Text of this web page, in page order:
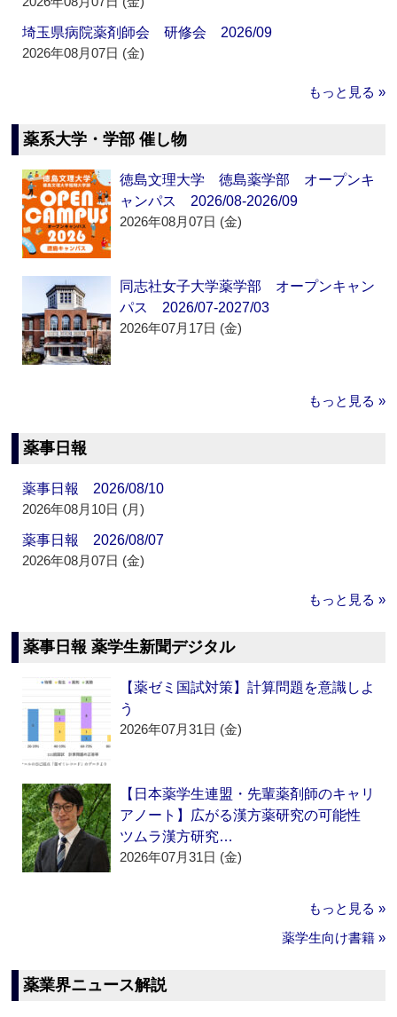
埼玉県病院薬剤師会 研修会 2026/09
2026年08月07日 (金)
もっと見る »
薬系大学・学部 催し物
徳島文理大学 徳島薬学部 オープンキ
ャンパス 2026/08-2026/09
2026年08月07日 (金)
同志社女子大学薬学部 オープンキャン
パス 2026/07-2027/03
2026年07月17日 (金)
もっと見る »
薬事日報
薬事日報 2026/08/10
2026年08月10日 (月)
薬事日報 2026/08/07
2026年08月07日 (金)
もっと見る »
薬事日報 薬学生新聞デジタル
【薬ゼミ国試対策】計算問題を意識しよ
う
2026年07月31日 (金)
【日本薬学生連盟・先輩薬剤師のキャリ
アノート】広がる漢方薬研究の可能性
ツムラ漢方研究…
2026年07月31日 (金)
もっと見る »
薬学生向け書籍 »
薬業界ニュース解説